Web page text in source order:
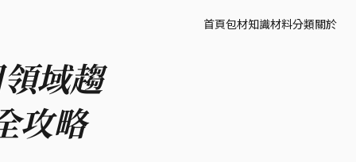
首頁包材知識材料分類關於
域趨
攻略